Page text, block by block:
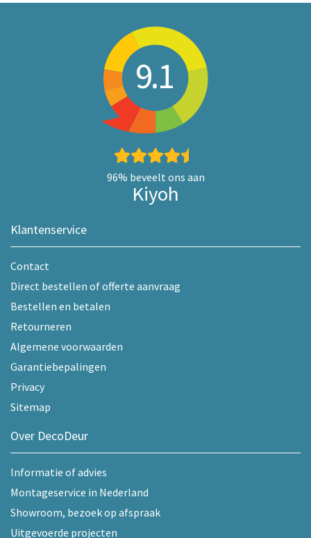
9.1
96% beveelt ons aan
Kiyoh
Klantenservice
Contact
Direct bestellen of offerte aanvraag
Bestellen en betalen
Retourneren
Algemene voorwaarden
Garantiebepalingen
Privacy
Sitemap
Over DecoDeur
Informatie of advies
Montageservice in Nederland
Showroom, bezoek op afspraak
Uitgevoerde projecten